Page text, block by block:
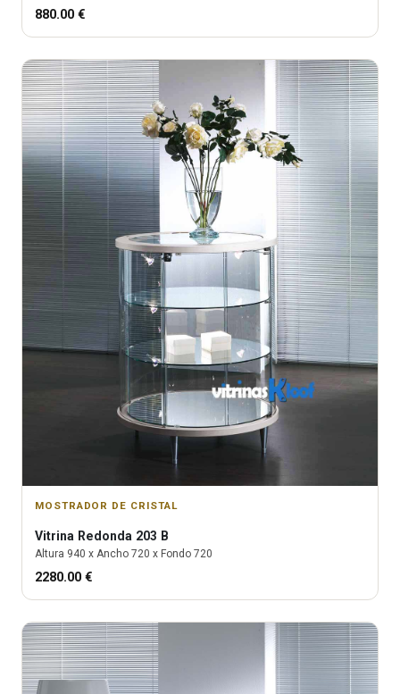
880.00 €
MOSTRADOR DE CRISTAL
Vitrina Redonda 203 B
Altura 940 x Ancho 720 x Fondo 720
2280.00 €